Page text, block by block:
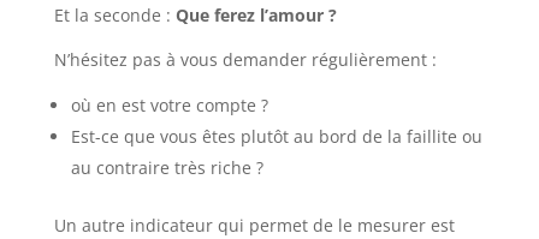
Et la seconde : Que ferez l’amour ?
N’hésitez pas à vous demander régulièrement :
où en est votre compte ?
Est-ce que vous êtes plutôt au bord de la faillite ou
au contraire très riche ?
Un autre indicateur qui permet de le mesurer est